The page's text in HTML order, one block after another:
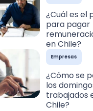
¿Cuál es el
para pagar
en Chile?
Empresas
¿Cómo se
los
trabajados
Chile?